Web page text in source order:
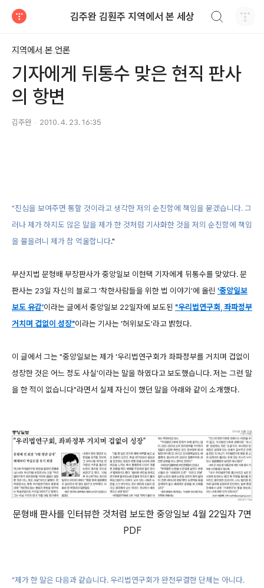
김주완 김훤주 지역에서 본 세상
지역에서 본 언론
기자에게 뒤통수 맞은 현직 판사
의 항변
김주완 2010. 4. 23. 16:35
"진심을 보여주면 통할 것이라고 생각한 저의 순진함에 책임을 묻겠습니다. 그
러나 제가 하지도 않은 말을 제가 한 것처럼 기사화한 것을 저의 순진함에 책임
을 물을려니 제가 참 억울합니다."
부산지법 문형배 부장판사가 중앙일보 이현택 기자에게 뒤통수를 맞았다. 문
판사는 23일 자신의 블로그 '착한사람들을 위한 법 이야기'에 올린 '중앙일보
보도 유감'이라는 글에서 중앙일보 22일자에 보도된 "우리법연구회, 좌파정부
거치며 겁없이 성장"이라는 기사는 '허위보도'라고 밝혔다.
이 글에서 그는 "중앙일보는 제가 '우리법연구회가 좌파정부를 거치며 겁없이
성장한 것은 어느 정도 사실'이라는 말을 하였다고 보도했습니다. 저는 그런 말
을 한 적이 없습니다"라면서 실제 자신이 했던 말을 아래와 같이 소개했다.
문형배 판사를 인터뷰한 것처럼 보도한 중앙일보 4월 22일자 7면
PDF
"제가 한 말은 다음과 같습니다. 우리법연구회가 완전무결한 단체는 아니다.